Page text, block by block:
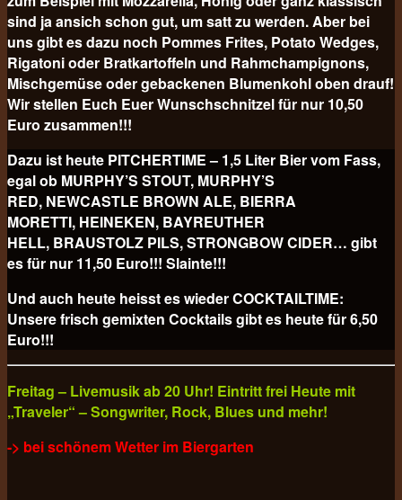
sind ja ansich schon gut, um satt zu werden. Aber bei
uns gibt es dazu noch Pommes Frites, Potato Wedges,
Rigatoni oder Bratkartoffeln und Rahmchampignons,
Mischgemüse oder gebackenen Blumenkohl oben drauf!
Wir stellen Euch Euer Wunschschnitzel für nur 10,50
Euro zusammen!!!
Dazu ist heute PITCHERTIME – 1,5 Liter Bier vom Fass,
egal ob MURPHY’S STOUT, MURPHY’S
RED, NEWCASTLE BROWN ALE, BIERRA
MORETTI, HEINEKEN, BAYREUTHER
HELL, BRAUSTOLZ PILS, STRONGBOW CIDER… gibt
es für nur 11,50 Euro!!! Slainte!!!
Und auch heute heisst es wieder COCKTAILTIME:
Unsere frisch gemixten Cocktails gibt es heute für6,50
Euro!!!
Freitag – Livemusik ab 20 Uhr! Eintritt frei Heute mit
„Traveler“ – Songwriter, Rock, Blues und mehr!
-> bei schönem Wetter im Biergarten